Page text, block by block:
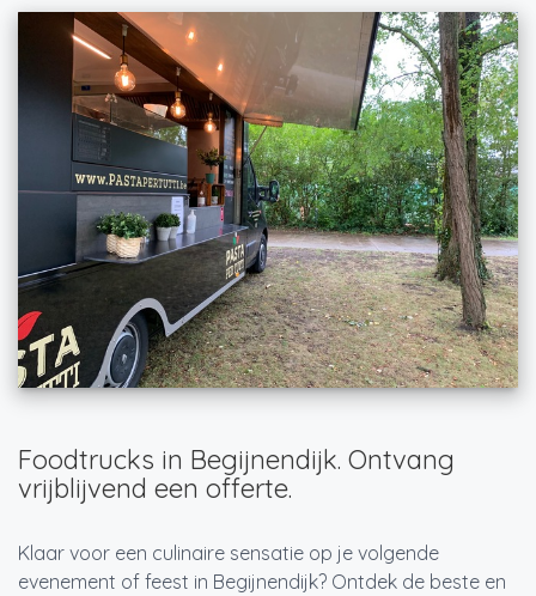
Foodtrucks in Begijnendijk. Ontvang
vrijblijvend een offerte.
Klaar voor een culinaire sensatie op je volgende
evenement of feest in Begijnendijk? Ontdek de beste en